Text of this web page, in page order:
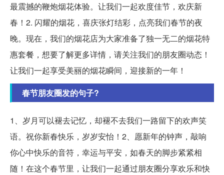
最震撼的鞭炮烟花体验。让我们一起欢度佳节，欢庆新
春！2. 闪耀的烟花，喜庆张灯结彩，点亮我们春节的夜
晚。现在，我们的烟花店为大家准备了独一无二的烟花特
惠套餐，想要了解更多详情，请关注我们的朋友圈动态！
让我们一起享受美丽的烟花瞬间，迎接新的一年！
春节朋友圈发的句子?
1、岁月可以褪去记忆，却褪不去我们一路留下的欢声笑
语。祝你新春快乐，岁岁安怡！2、愿新年的钟声，敲响
你心中快乐的音符，幸运与平安，如春天的脚步紧紧相
随！在这个春节里，让我们一起通过朋友圈分享欢乐和快